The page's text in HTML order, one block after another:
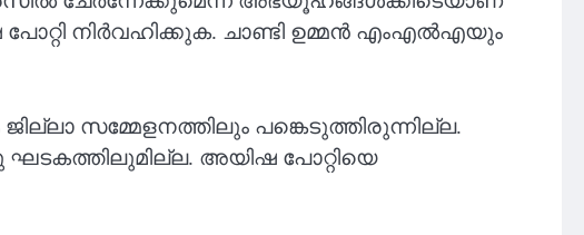
നിര്‍വഹിക്കുക. ചാണ്ടി ഉമ്മന്‍ എംഎല്‍എയും
സമ്മേളനത്തിലും പങ്കെടുത്തിരുന്നില്ല.
ഘടകത്തിലുമില്ല. അയിഷ പോറ്റിയെ